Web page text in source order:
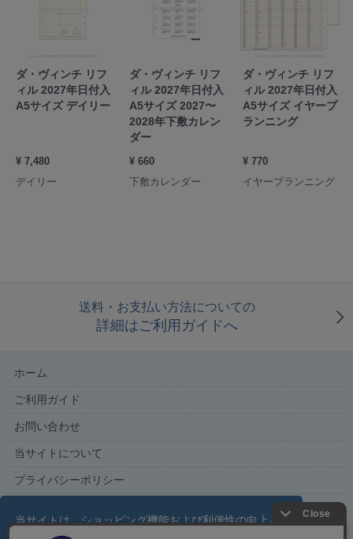
当サイトは、ショッピング機能および利便性の向上を
ダ・ヴィンチ リフ
ィル 2027年日付入
A5サイズ デイリー
¥ 7,480
デイリー
ダ・ヴィンチ リフ
ィル 2027年日付入
A5サイズ 2027〜
2028年下敷カレン
ダー
¥ 660
下敷カレンダー
ダ・ヴィンチ リフ
ィル 2027年日付入
A5サイズ イヤープ
ランニング
¥ 770
イヤープランニング
送料・お支払い方法についての
詳細はご利用ガイドへ
ホーム
ご利用ガイド
お問い合わせ
当サイトについて
プライバシーポリシー